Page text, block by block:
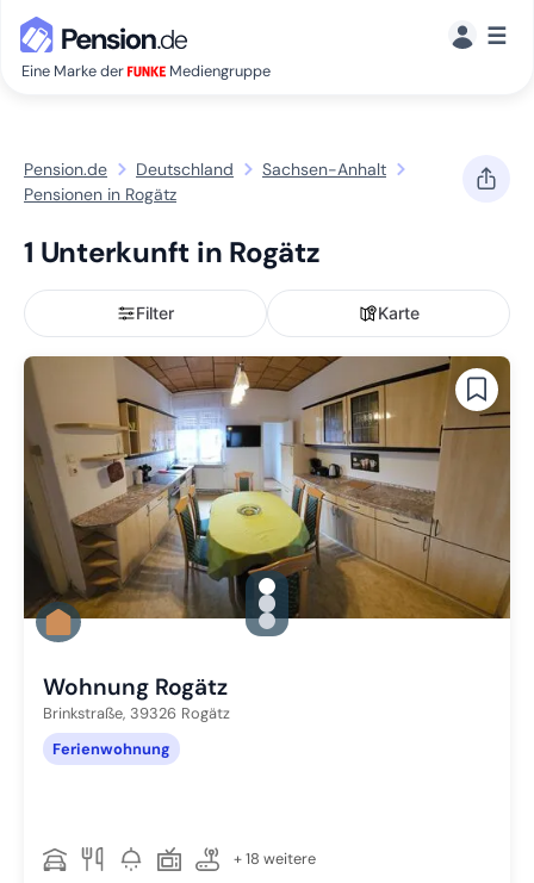
Eine Marke der Mediengruppe
☰
Pension.de Deutschland
Sachsen-Anhalt
Pensionen in Rogätz
1 Unterkunft in Rogätz
Filter Karte
gallery.slide_selector
Zu Slide 1 wechseln
Zu Slide 2 wechseln
Zu Slide 3 wechseln
Wohnung Rogätz
Brinkstraße, 39326 Rogätz
Ferienwohnung
+ 18 weitere